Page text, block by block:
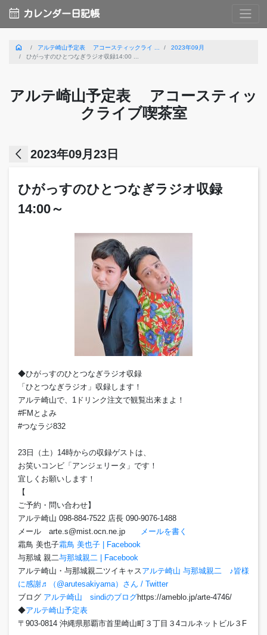
calendar_month カレンダー日記帳
home アルテ崎山予定表 アコースティックライ ...
2023年09月
ひがっすのひとつなぎラジオ収録14:00 ...
アルテ崎山予定表 アコースティッ
クライブ喫茶室
arrow_back_ios 2023年09月23日
ひがっすのひとつなぎラジオ収録
14:00～
◆ひがっすのひとつなぎラジオ収録
「ひとつなぎラジオ」収録します！
アルテ崎山で、1ドリンク注文で観覧出来まよ！
#FMとよみ
#つなラジ832
23日（土）14時からの収録ゲストは、
お笑いコンビ「アンジェリータ」です！
宜しくお願いします！
【
ご予約・問い合わせ】
アルテ崎山 098-884-7522 店長 090-9076-1488
メール arte.s@mist.ocn.ne.jp
メールを書く
霜鳥 美也子霜鳥 美也子 | Facebook
与那城 親二与那城親二 | Facebook
アルテ崎山・与那城親二ツイキャスアルテ崎山 与那城親二 ♪皆様
に感謝♬（@arutesakiyama）さん / Twitter
ブログ アルテ崎山 sindiのブログhttps://ameblo.jp/arte-4746/
◆アルテ崎山予定表
〒903-0814 沖縄県那覇市首里崎山町３丁目３4コルネットビル３F